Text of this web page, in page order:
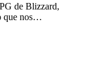
de Blizzard,
que nos…